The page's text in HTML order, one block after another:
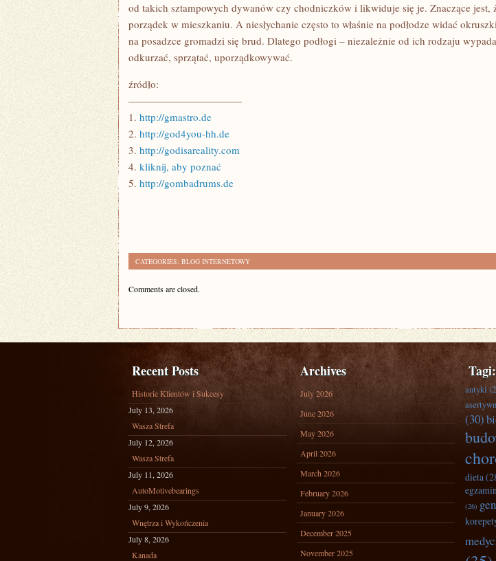
od takich sztampowych dywanów czy chodniczków i likwiduje się je. Znaczące jest,
porządek w mieszkaniu. A niesłychanie często to właśnie na podłodze widać
na posadzce gromadzi się brud. Dlatego podłogi – niezależnie od ich rodzaju
odkurzać, sprzątać, uporządkowywać.
źródło:
———————————
1. http://gmastro.de
2. http://god4you-hh.de
3. http://godisareality.com
4. kliknij, aby poznać
5. http://gombadrums.de
CATEGORIES: BLOG INTERNETOWY
Comments are closed.
Recent Posts
Historie Klientów i Sukcesy
July 13, 2026
Wasza Strefa
July 12, 2026
Wasza Strefa
July 11, 2026
AutoMotivebearings
July 9, 2026
Wnętrza i Wykończenia
July 8, 2026
Kanada
Archives
July 2026
June 2026
May 2026
April 2026
March 2026
February 2026
January 2026
December 2025
November 2025
Tagi:
antyki
(30)
dieta
(26)